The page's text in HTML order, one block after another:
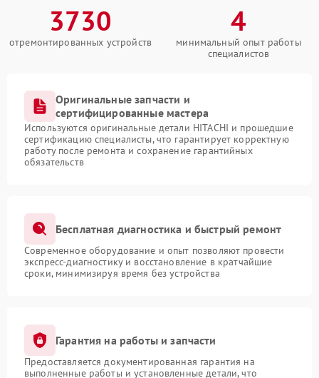
3730
отремонтированных устройств
4
минимальный опыт работы
специалистов
Оригинальные запчасти и
сертифицированные мастера
Используются оригинальные детали HITACHI и прошедшие
сертификацию специалисты, что гарантирует корректную
работу после ремонта и сохранение гарантийных
обязательств
Бесплатная диагностика и быстрый ремонт
Современное оборудование и опыт позволяют провести
экспресс-диагностику и восстановление в кратчайшие
сроки, минимизируя время без устройства
Гарантия на работы и запчасти
Предоставляется документированная гарантия на
выполненные работы и установленные детали, что